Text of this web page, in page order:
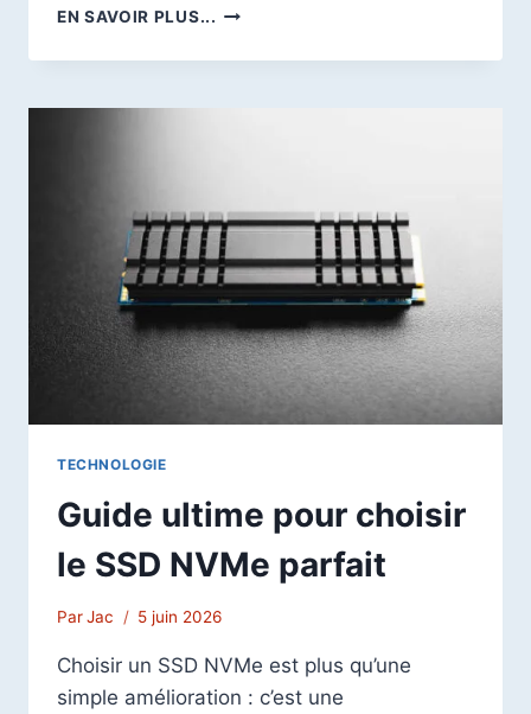
EN SAVOIR PLUS... QU’EST-
QU’UN
ET
INCONVÉNIENTS
TECHNOLOGIE
Guide ultime pour choisir
le SSD NVMe parfait
ParJac 5 juin 2026
Choisir un SSD NVMe est plus qu’une
simple amélioration : c’est une